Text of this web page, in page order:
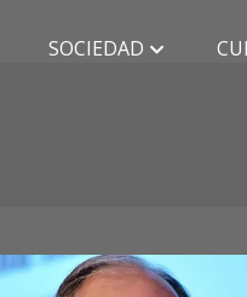
SOCIEDAD